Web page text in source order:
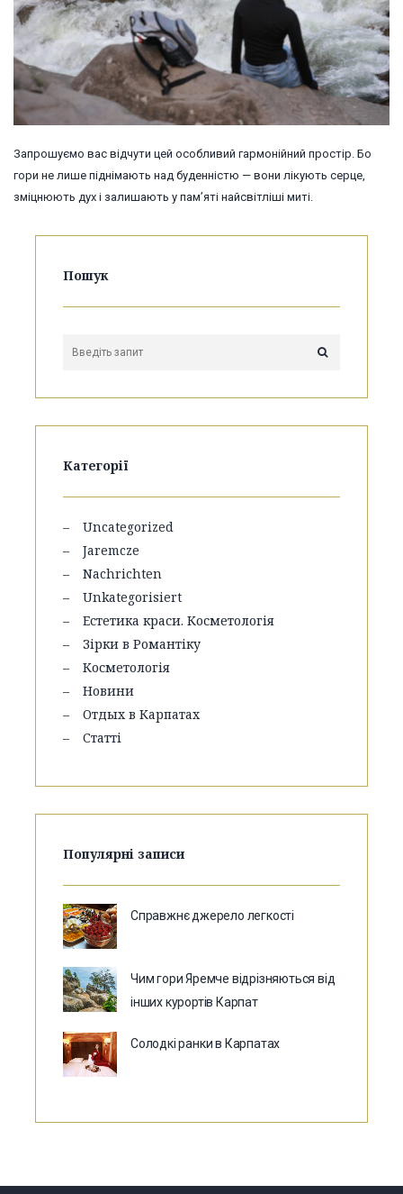
Запрошуємо вас відчути цей особливий гармонійний простір. Бо
гори не лише піднімають над буденністю — вони лікують серце,
зміцнюють дух і залишають у пам’яті найсвітліші миті.
Пошук
Категорії
Uncategorized
Jaremcze
Nachrichten
Unkategorisiert
Естетика краси. Косметологія
Зірки в Романтіку
Косметологія
Новини
Отдых в Карпатах
Статті
Популярні записи
Справжнє джерело легкості
Чим гори Яремче відрізняються від
інших курортів Карпат
Солодкі ранки в Карпатах